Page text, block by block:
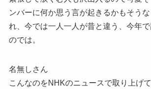
ンバーに何か思う言が起きるかもそう
れ、今では一人一人が昔と違う、今年
のでは。
名無しさん
こんなのをNHKのニュースで取り上げ